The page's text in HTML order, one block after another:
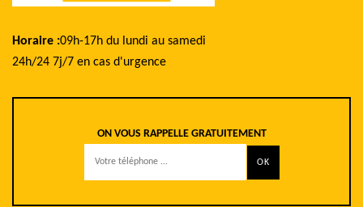
Horaire :09h-17h du lundi au samedi
24h/24 7j/7 en cas d'urgence
ON VOUS RAPPELLE GRATUITEMENT